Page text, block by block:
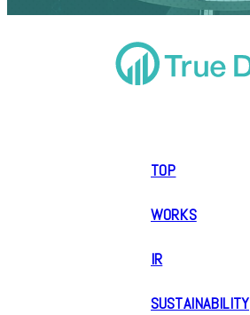
TOP
WORKS
IR
SUSTAINABILITY